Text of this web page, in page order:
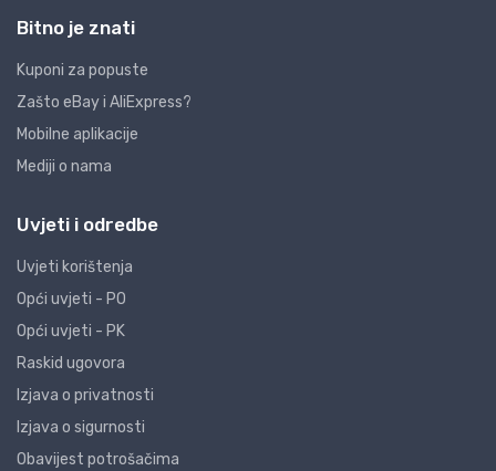
Bitno je znati
Kuponi za popuste
Zašto eBay i AliExpress?
Mobilne aplikacije
Mediji o nama
Uvjeti i odredbe
Uvjeti korištenja
Opći uvjeti - PO
Opći uvjeti - PK
Raskid ugovora
Izjava o privatnosti
Izjava o sigurnosti
Obavijest potrošačima